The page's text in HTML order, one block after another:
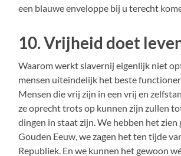
een blauwe enveloppe bij u terecht
10. Vrijheid doet
Waarom werkt slavernij eigenlijk niet
mensen uiteindelijk het beste
Mensen die vrij zijn in een vrij en
ze oprecht trots op kunnen zijn zullen
dingen in staat zijn. We hebben het zien
Gouden Eeuw, we zagen het ten tijde
Republiek. En we kunnen het gewoon